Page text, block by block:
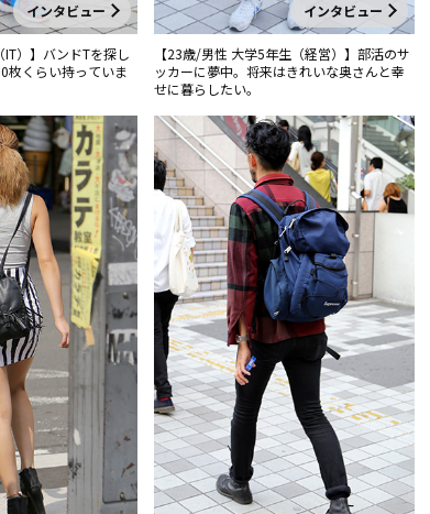
インタビュー
IT）】バンドTを探し
枚くらい持っていま
インタビュー
【23歳/男性 大学5年生（経営）】部活のサ
ッカーに夢中。将来はきれいな奥さんと幸
せに暮らしたい。